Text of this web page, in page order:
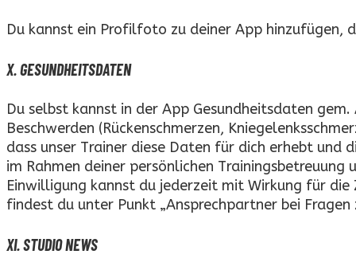
Du kannst ein Profilfoto zu deiner App hinzufügen,
X. GESUNDHEITSDATEN
Du selbst kannst in der App Gesundheitsdaten
Beschwerden (Rückenschmerzen,
dass unser Trainer diese Daten für dich erhebt und
im Rahmen deiner persönlichen
Einwilligung kannst du jederzeit mit Wirkung für
findest du unter Punkt „Ansprechpartner bei Fragen
XI. STUDIO NEWS